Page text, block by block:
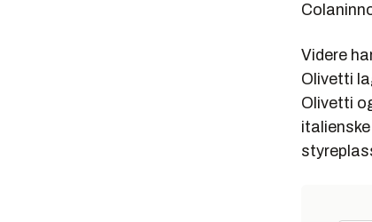
Videre
Olivetti
Olivetti